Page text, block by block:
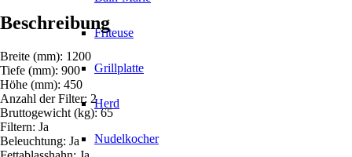
Friteuse
Grillplatte
Herd
Nudelkocher
Beschreibung
Breite (mm): 1200
Tiefe (mm): 900
Höhe (mm): 450
Anzahl der Filter: 2
Bruttogewicht (kg): 65
Filtern: Ja
Beleuchtung: Ja